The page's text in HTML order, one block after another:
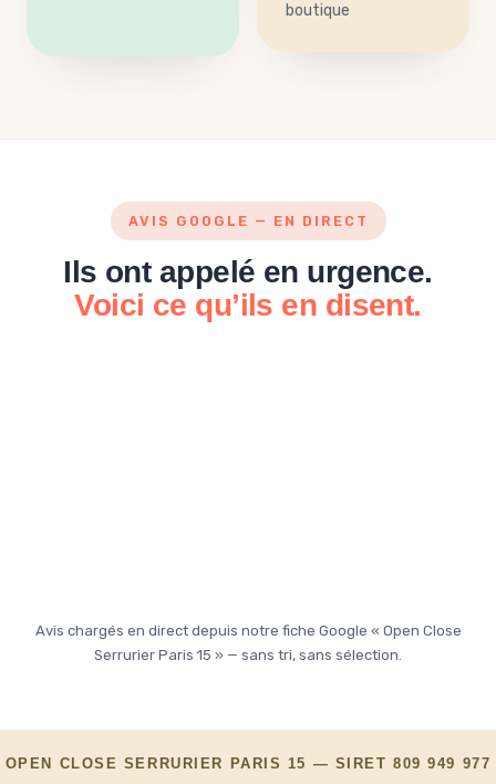
boutique
AVIS GOOGLE — EN DIRECT
Ils ont appelé en urgence.
Voici ce qu’ils en disent.
Avis chargés en direct depuis notre fiche Google « Open Close
Serrurier Paris 15 » — sans tri, sans sélection.
OPEN CLOSE SERRURIER PARIS 15 — SIRET 809 949 977